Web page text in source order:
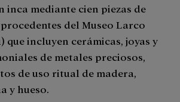
inca mediante cien piezas de
del Museo Larco
que incluyen cerámicas, joyas y
de metales preciosos,
de uso ritual de madera,
y hueso.